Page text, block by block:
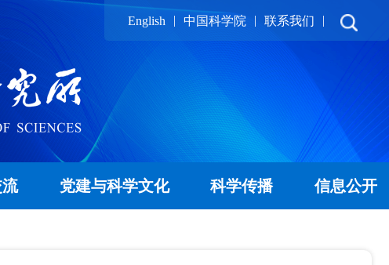
English | 中国科学院 | 联系我们 |
党建与科学文化 科学传播 信息公开